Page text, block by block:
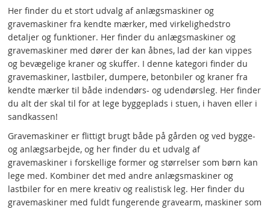
Her finder du et stort udvalg af anlægsmaskiner og
gravemaskiner fra kendte mærker, med virkelighedstro
detaljer og funktioner. Her finder du anlægsmaskiner og
gravemaskiner med dører der kan åbnes, lad der kan vippes
og bevægelige kraner og skuffer. I denne kategori finder du
gravemaskiner, lastbiler, dumpere, betonbiler og kraner fra
kendte mærker til både indendørs- og udendørsleg. Her finder
du alt der skal til for at lege byggeplads i stuen, i haven eller i
sandkassen!
Gravemaskiner er flittigt brugt både på gården og ved bygge-
og anlægsarbejde, og her finder du et udvalg af
gravemaskiner i forskellige former og størrelser som børn kan
lege med. Kombiner det med andre anlægsmaskiner og
lastbiler for en mere kreativ og realistisk leg. Her finder du
gravemaskiner med fuldt fungerende gravearm, maskiner som